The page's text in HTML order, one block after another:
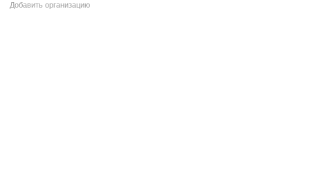
Добавить организацию